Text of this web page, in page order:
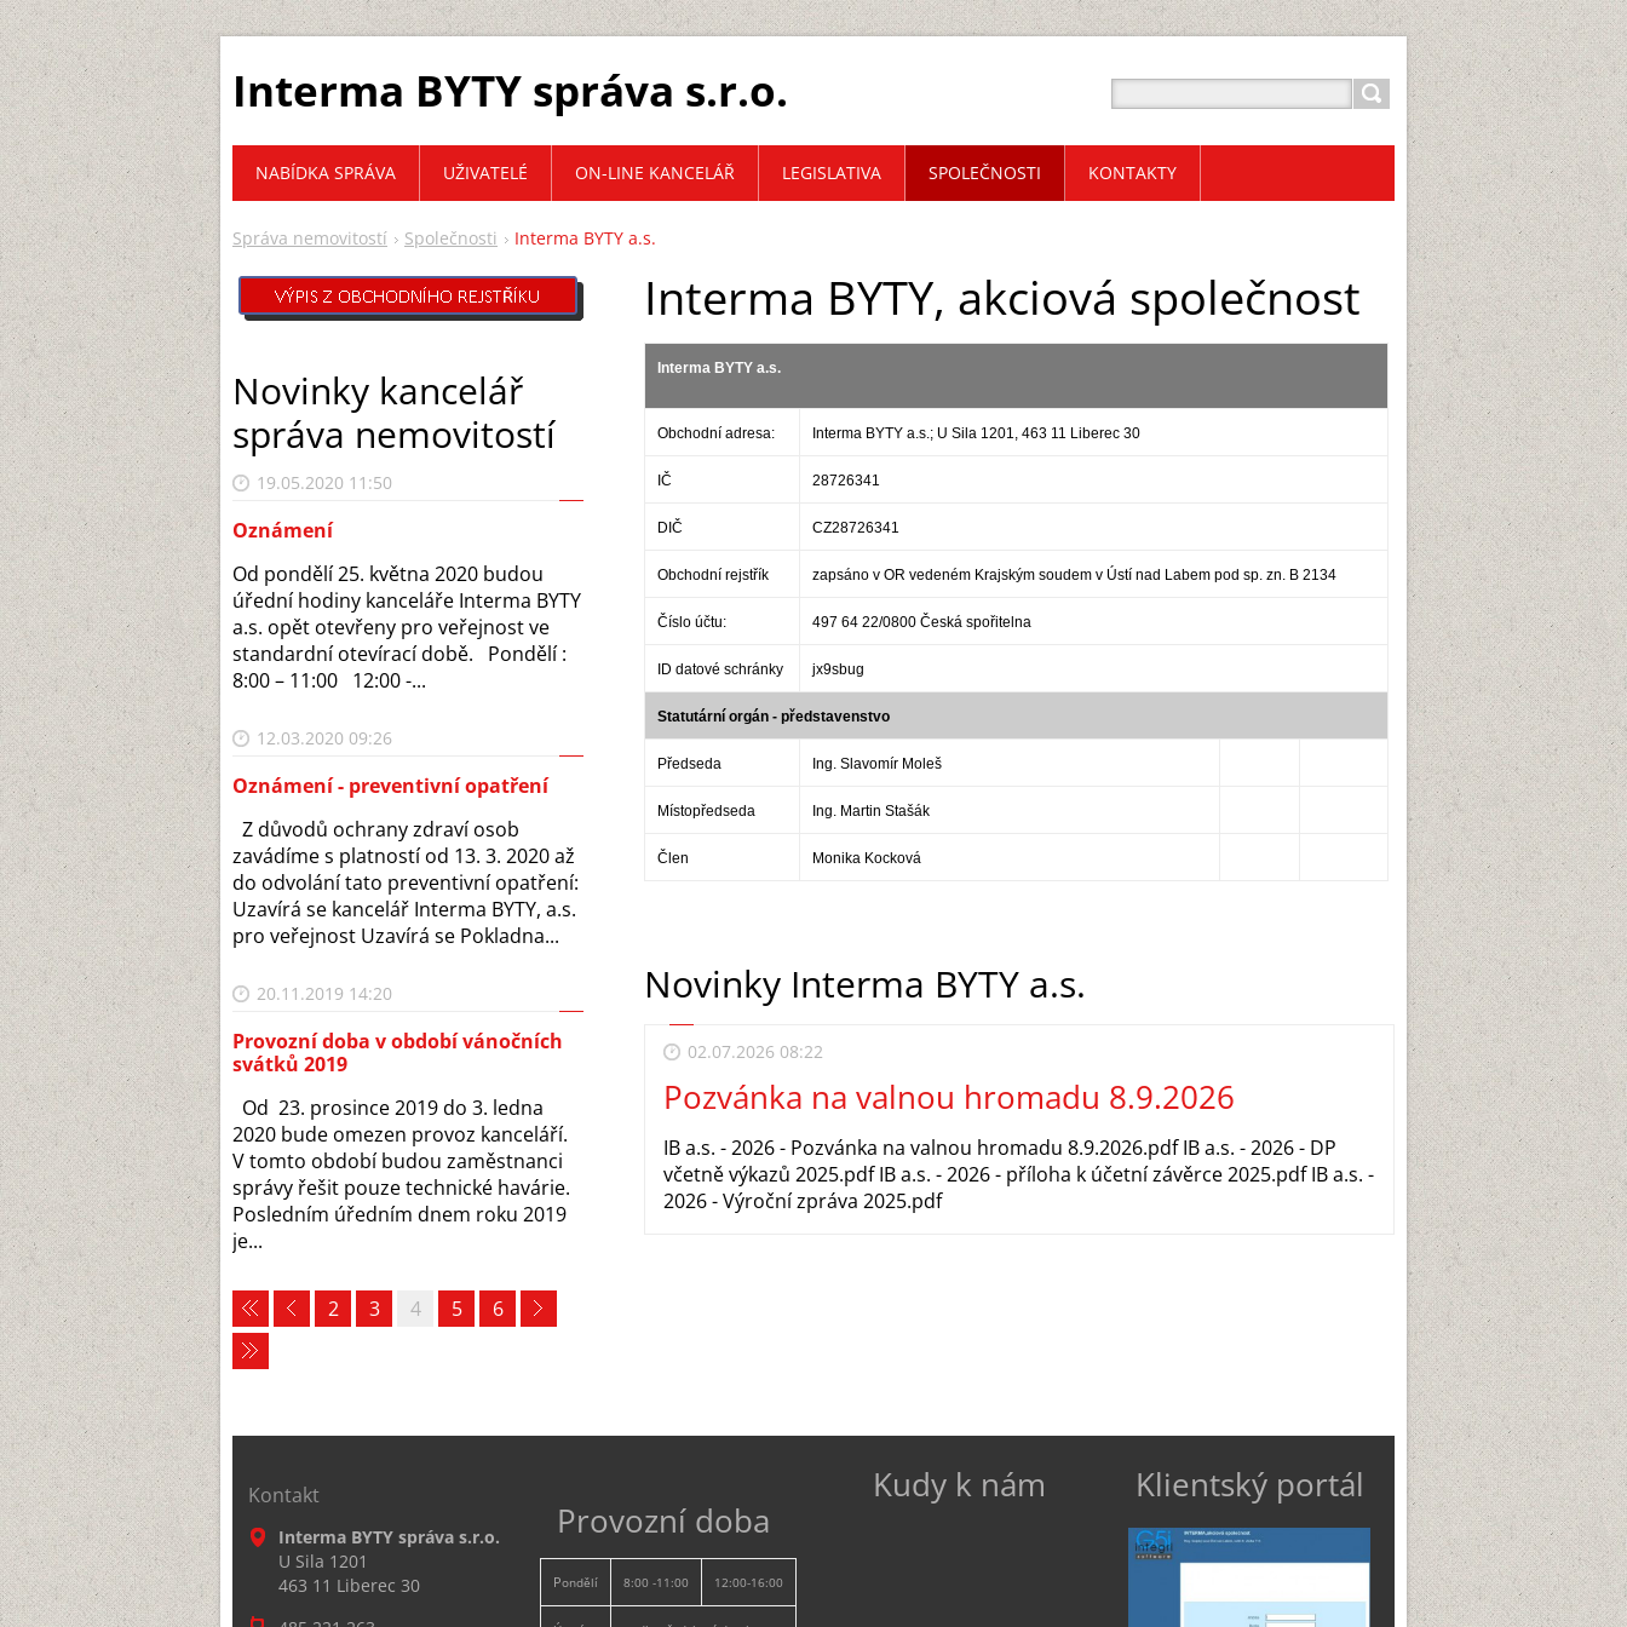
Interma BYTY správa s.r.o.
Správa nemovitostí Společnosti Interma BYTY a.s.
Interma BYTY, akciová společnost
Interma BYTY a.s.
Obchodní adresa: Interma BYTY a.s.; U Sila 1201, 463 11 Liberec 30
IČ 28726341
DIČ CZ28726341
Obchodní rejstřík zapsáno v OR vedeném Krajským soudem v Ústí nad Labem pod sp. zn. B 2134
Číslo účtu: 497 64 22/0800 Česká spořitelna
ID datové schránky jx9sbug
Statutární orgán - představenstvo
Předseda Ing. Slavomír Moleš
Místopředseda Ing. Martin Stašák
Člen Monika Kocková
Novinky Interma BYTY a.s.
02.07.2026 08:22
Pozvánka na valnou hromadu 8.9.2026
IB a.s. - 2026 - Pozvánka na valnou hromadu 8.9.2026.pdf IB a.s. - 2026 - DP
včetně výkazů 2025.pdf IB a.s. - 2026 - příloha k účetní závěrce 2025.pdf IB a.s. -
2026 - Výroční zpráva 2025.pdf
Novinky kancelář
správa nemovitostí
19.05.2020 11:50
Oznámení
Od pondělí 25. května 2020 budou
úřední hodiny kanceláře Interma BYTY
a.s. opět otevřeny pro veřejnost ve
standardní otevírací době. Pondělí :
8:00 – 11:00 12:00 -...
12.03.2020 09:26
Oznámení - preventivní opatření
Z důvodů ochrany zdraví osob
zavádíme s platností od 13. 3. 2020 až
do odvolání tato preventivní opatření:
Uzavírá se kancelář Interma BYTY, a.s.
pro veřejnost Uzavírá se Pokladna...
20.11.2019 14:20
Provozní doba v období vánočních
svátků 2019
Od 23. prosince 2019 do 3. ledna
2020 bude omezen provoz kanceláří.
V tomto období budou zaměstnanci
správy řešit pouze technické havárie.
Posledním úředním dnem roku 2019
je...
2 3 4 5 6
NABÍDKA SPRÁVA UŽIVATELÉ ON-LINE KANCELÁŘ LEGISLATIVA SPOLEČNOSTI KONTAKTY
Kontakt
Interma BYTY správa s.r.o.
U Sila 1201
463 11 Liberec 30
Provozní doba
Pondělí 8:00 -11:00 12:00-16:00
Kudy k nám Klientský portál